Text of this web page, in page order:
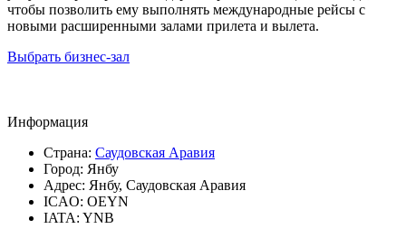
чтобы позволить ему выполнять международные рейсы с
новыми расширенными залами прилета и вылета.
Выбрать бизнес-зал
Информация
Страна: Саудовская Аравия
Город: Янбу
Адрес: Янбу, Саудовская Аравия
ICAO: OEYN
IATA: YNB